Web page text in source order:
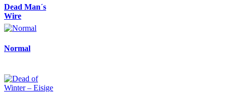
Dead Man´s
Wire
Normal